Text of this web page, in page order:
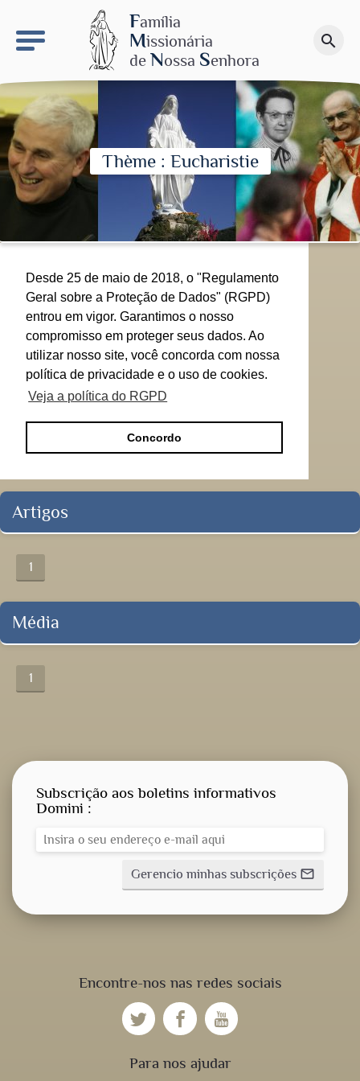
Família
Missionária
de Nossa Senhora
search
O sítio NSN
Faça uma doação
Thème : Eucharistie
Desde 25 de maio de 2018, o "Regulamento
Geral sobre a Proteção de Dados" (RGPD)
entrou em vigor. Garantimos o nosso
compromisso em proteger seus dados. Ao
utilizar nosso site, você concorda com nossa
política de privacidade e o uso de cookies.
Veja a política do RGPD
Concordo
Artigos
1
Média
1
Encontre-nos nas redes sociais
Para nos ajudar
Subscrição aos boletins informativos
Domini :
Gerencio minhas subscrições mail_outline